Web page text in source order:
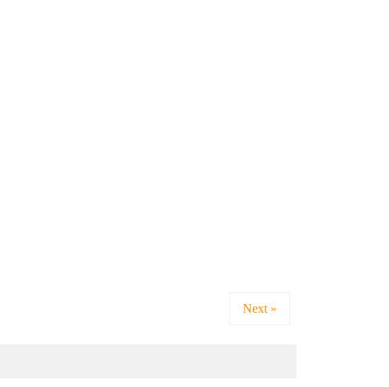
Next »